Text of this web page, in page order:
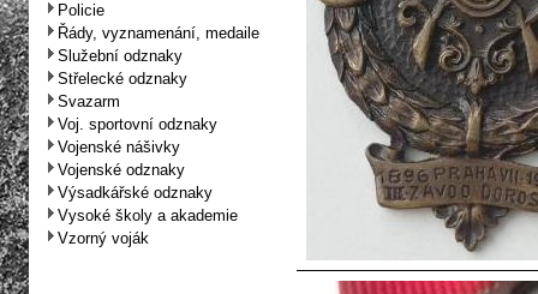
Policie
Řády, vyznamenání, medaile
Služební odznaky
Střelecké odznaky
Svazarm
Voj. sportovní odznaky
Vojenské nášivky
Vojenské odznaky
Výsadkářské odznaky
Vysoké školy a akademie
Vzorný voják